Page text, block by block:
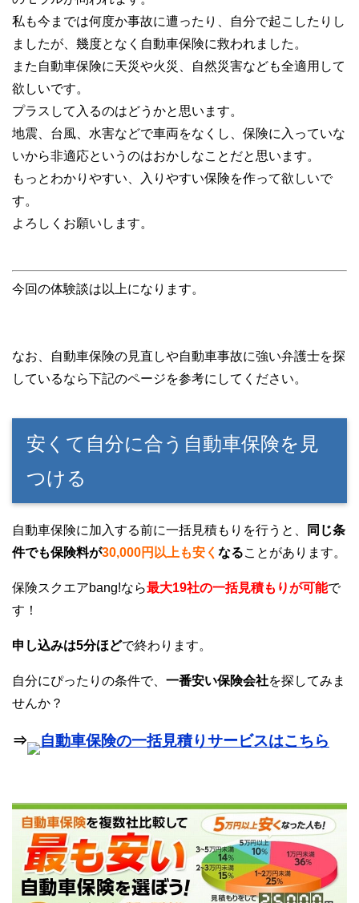
私も今までは何度か事故に遭ったり、自分で起こしたりし
ましたが、幾度となく自動車保険に救われました。
また自動車保険に天災や火災、自然災害なども全適用して
欲しいです。
プラスして入るのはどうかと思います。
地震、台風、水害などで車両をなくし、保険に入っていな
いから非適応というのはおかしなことだと思います。
もっとわかりやすい、入りやすい保険を作って欲しいで
す。
よろしくお願いします。
今回の体験談は以上になります。
なお、自動車保険の見直しや自動車事故に強い弁護士を探
しているなら下記のページを参考にしてください。
安くて自分に合う自動車保険を見
つける
自動車保険に加入する前に一括見積もりを行うと、
同じ条
件でも保険料が30,000円以上も安く なることがあります。
保険スクエアbang!なら最大19社の一括見積もりが可能で
す！
申し込みは5分ほどで終わります。
自分にぴったりの条件で、 一番安い保険会社を探してみま
せんか？
⇒ 自動車保険の一括見積りサービスはこちら